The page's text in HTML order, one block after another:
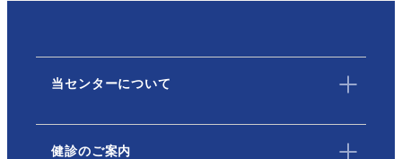
当センターについて
健診のご案内